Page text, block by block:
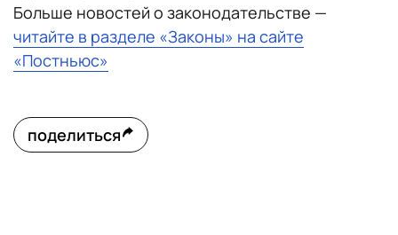
Больше новостей о законодательстве —
читайте в разделе «Законы» на сайте
«Постньюс»
поделиться